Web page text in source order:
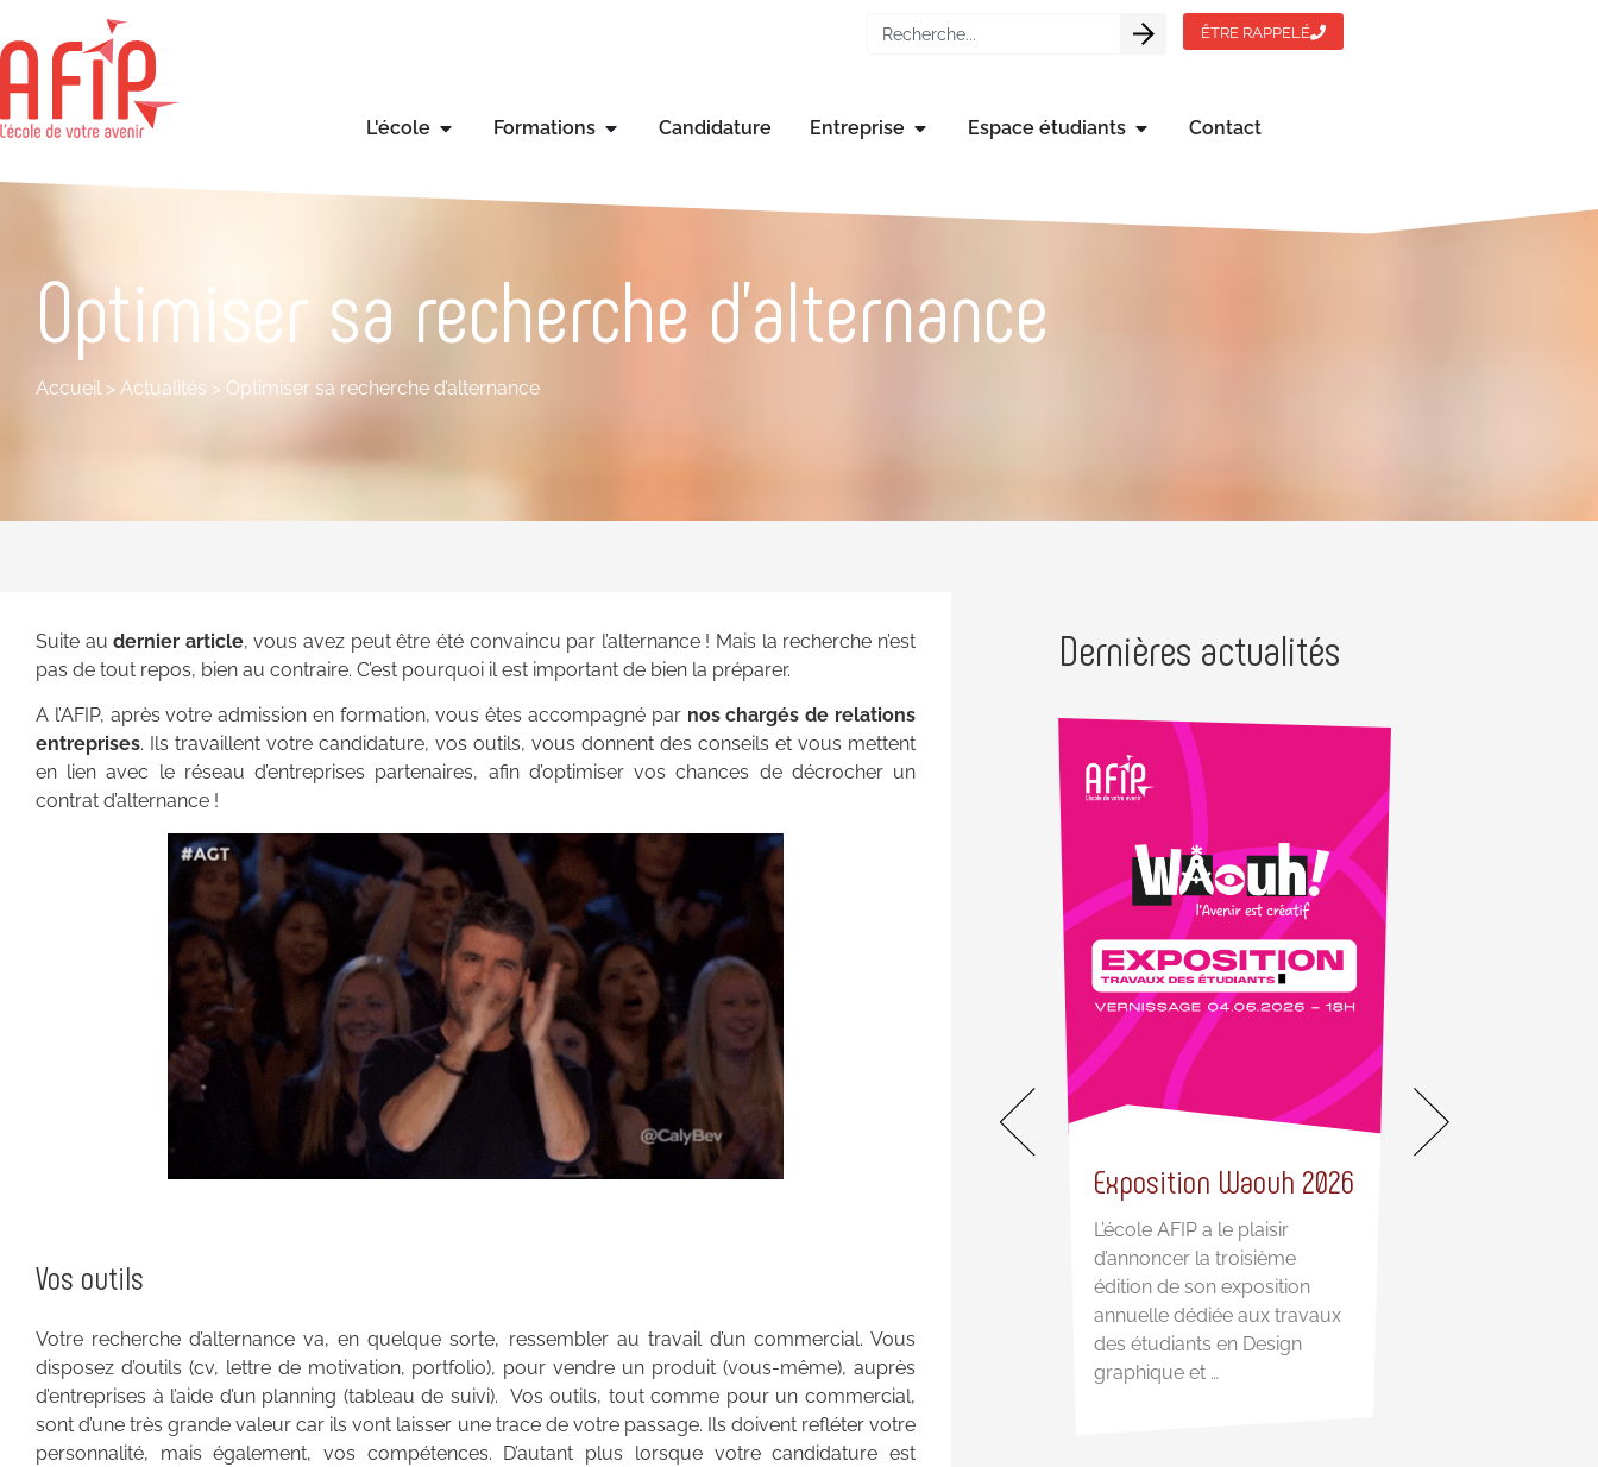
ÊTRE RAPPELÉ
L'école Formations Candidature Entreprise Espace étudiants Contact
Optimiser sa recherche d’alternance
Accueil > Actualités > Optimiser sa recherche d’alternance
Suite audernier article, vous avez peut être été convaincu par l’alternance ! Mais la recherche n’est
pas de tout repos, bien au contraire. C’est pourquoi il est important de bien la préparer.
A l’AFIP, après votre admission en formation, vous êtes accompagné par nos chargés de relations
entreprises. Ils travaillent votre candidature, vos outils, vous donnent des conseils et vous mettent
en lien avec le réseau d’entreprises partenaires, afin d’optimiser vos chances de décrocher un
contrat d’alternance !
Vos outils
Votre recherche d’alternance va, en quelque sorte, ressembler au travail d’un commercial. Vous
disposez d’outils (cv, lettre de motivation, portfolio), pour vendre un produit (vous-même), auprès
d’entreprises à l’aide d’un planning (tableau de suivi). Vos outils, tout comme pour un commercial,
sont d’une très grande valeur car ils vont laisser une trace de votre passage. Ils doivent refléter votre
personnalité, mais également, vos compétences. D’autant plus lorsque votre candidature est
Dernières actualités
production Totem
Un lieu d’expérimentation
unique pour les étudiants du
bâtiment🔥 On vous propose
Nous avons le plaisir
d’annoncer …
Exposition Waouh 2026
L’école AFIP a le plaisir
d’annoncer la troisième
édition de son exposition
annuelle dédiée aux travaux
des étudiants en Design
graphique et …